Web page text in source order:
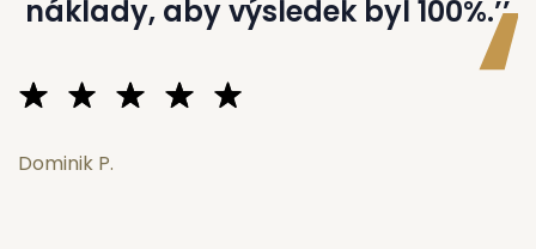
náklady, aby výsledek byl 100%.’’
Dominik P.